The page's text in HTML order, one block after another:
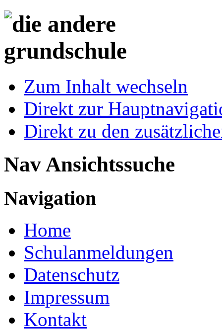
Zum Inhalt wechseln
Direkt zur
Direkt zu den
Nav Ansichtssuche
Navigation
Home
Schulanmeldungen
Datenschutz
Impressum
Kontakt